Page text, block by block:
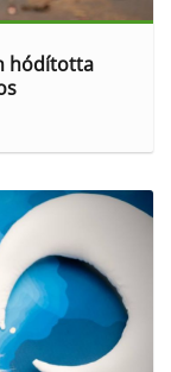
hódította